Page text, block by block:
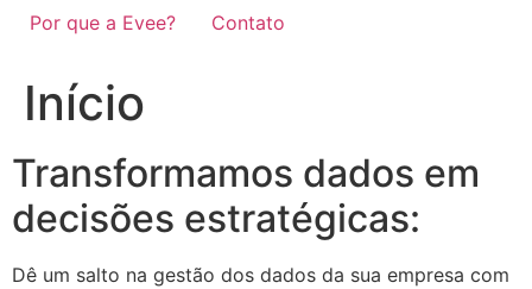
Por que a Evee?
Contato
Início
Transformamos dados em
decisões estratégicas:
Dê um salto na gestão dos dados da sua empresa com